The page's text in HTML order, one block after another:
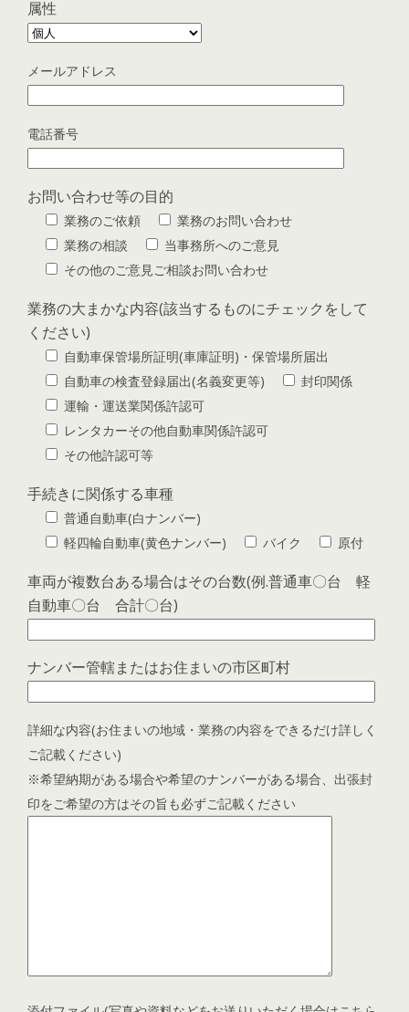
属性
メールアドレス
電話番号
お問い合わせ等の目的
業務のご依頼
業務のお問い合わせ
業務の相談
当事務所へのご意見
その他のご意見ご相談お問い合わせ
業務の大まかな内容(該当するものにチェックをして
ください)
自動車保管場所証明(車庫証明)・保管場所届出
自動車の検査登録届出(名義変更等)
封印関係
運輸・運送業関係許認可
レンタカーその他自動車関係許認可
その他許認可等
手続きに関係する車種
普通自動車(白ナンバー)
軽四輪自動車(黄色ナンバー)
バイク 原付
車両が複数台ある場合はその台数(例.普通車〇台 軽
自動車〇台 合計〇台)
ナンバー管轄またはお住まいの市区町村
詳細な内容(お住まいの地域・業務の内容をできるだけ詳しく
ご記載ください)
※希望納期がある場合や希望のナンバーがある場合、出張封
印をご希望の方はその旨も必ずご記載ください